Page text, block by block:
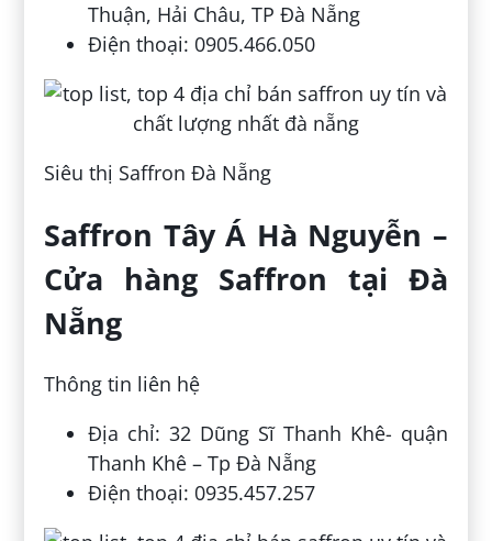
Thuận, Hải Châu, TP Đà Nẵng
Điện thoại: 0905.466.050
Siêu thị Saffron Đà Nẵng
Saffron Tây Á Hà Nguyễn –
Cửa hàng Saffron tại Đà
Nẵng
Thông tin liên hệ
Địa chỉ: 32 Dũng Sĩ Thanh Khê- quận
Thanh Khê – Tp Đà Nẵng
Điện thoại: 0935.457.257